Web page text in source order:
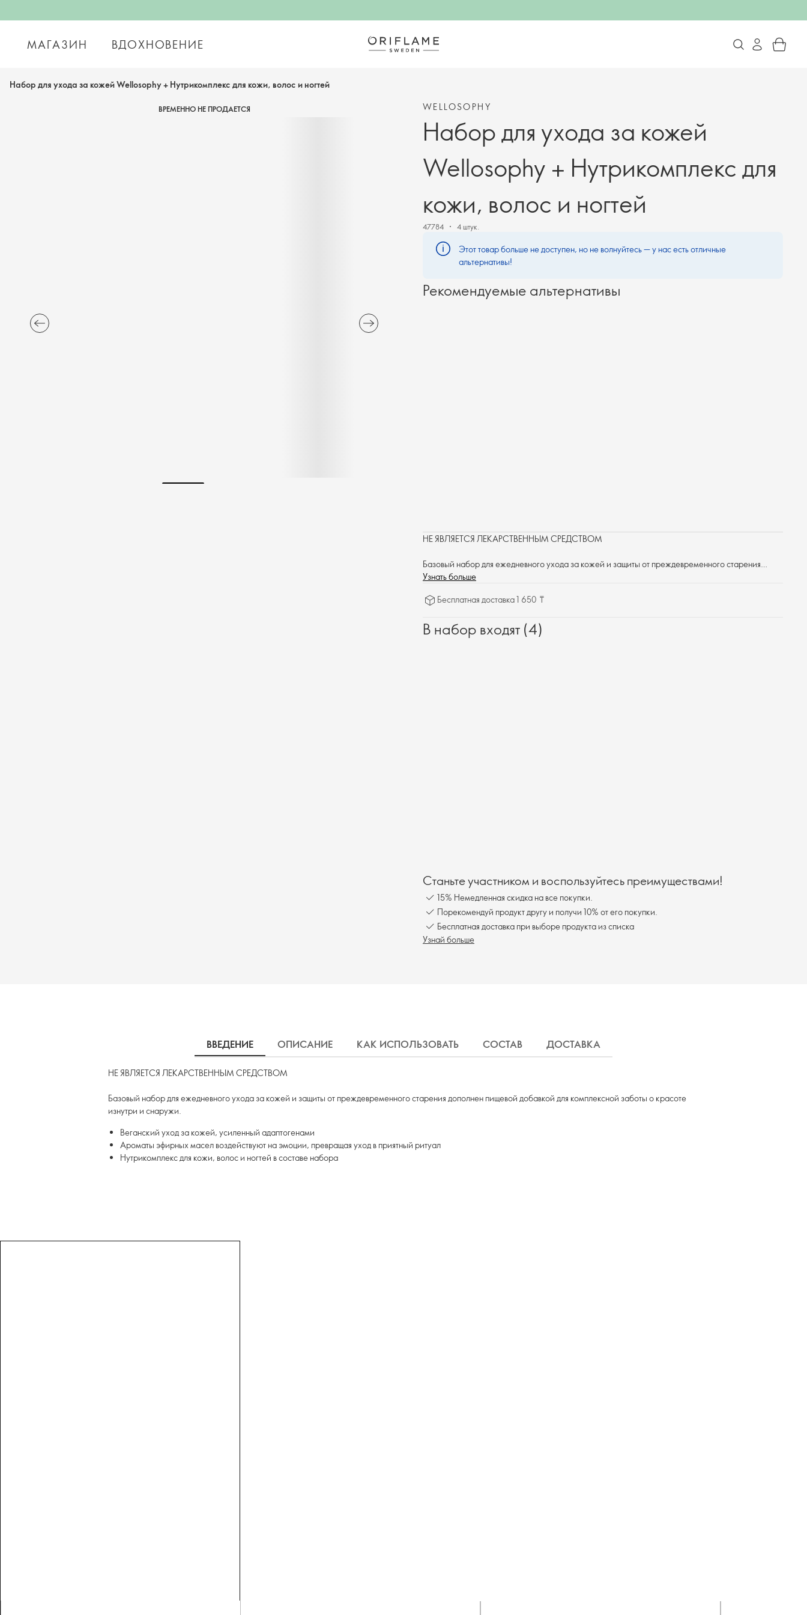
МАГАЗИН ВДОХНОВЕНИЕ
Набор для ухода за кожей Wellosophy + Нутрикомплекс для кожи, волос и ногтей
ВРЕМЕННО НЕ ПРОДАЕТСЯ WELLOSOPHY
Набор для ухода за кожей
Wellosophy + Нутрикомплекс для
кожи, волос и ногтей
47784 4 штук.
Этот товар больше не доступен, но не волнуйтесь — у нас есть отличные
альтернативы!
Рекомендуемые альтернативы
НЕ ЯВЛЯЕТСЯ ЛЕКАРСТВЕННЫМ СРЕДСТВОМ
Базовый набор для ежедневного ухода за кожей и защиты от преждевременного старения
дополнен пищевой добавкой для комплексной заботы о красоте изнутри и снаружи.
Узнать больше
Бесплатная доставка 1 650 ₸
В набор входят (4)
Станьте участником и воспользуйтесь преимуществами!
15% Немедленная скидка на все покупки.
Порекомендуй продукт другу и получи 10% от его покупки.
Бесплатная доставка при выборе продукта из списка
Узнай больше
ВВЕДЕНИЕ ОПИСАНИЕ КАК ИСПОЛЬЗОВАТЬ СОСТАВ ДОСТАВКА
НЕ ЯВЛЯЕТСЯ ЛЕКАРСТВЕННЫМ СРЕДСТВОМ
Базовый набор для ежедневного ухода за кожей и защиты от преждевременного старения дополнен пищевой добавкой для комплексной заботы о красоте
изнутри и снаружи.
Веганский уход за кожей, усиленный адаптогенами
Ароматы эфирных масел воздействуют на эмоции, превращая уход в приятный ритуал
Нутрикомплекс для кожи, волос и ногтей в составе набора